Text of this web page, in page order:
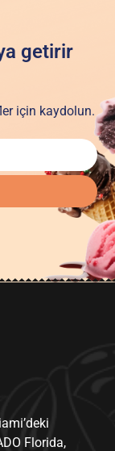
getirir
için kaydolun.
Florida,